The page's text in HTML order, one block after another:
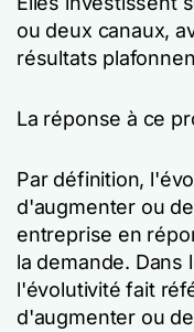
ou deux canaux,
résultats
La réponse à ce
Par définition,
d'augmenter ou
entreprise en
la demande. Dans
l'évolutivité fait
d'augmenter ou